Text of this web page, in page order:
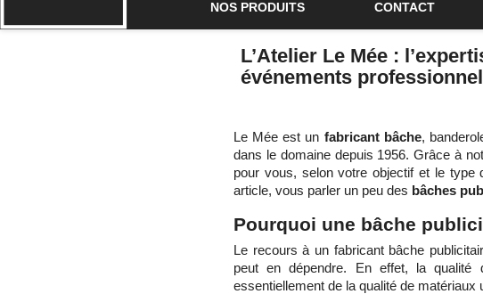
NOS PRODUITS CONTACT
L’Atelier Le Mée :
événements
Le Mée est un fabricant bâche,
dans le domaine depuis 1956. Grâce à
pour vous, selon votre objectif et le type
article, vous parler un peu des bâches
Pourquoi une bâche
Le recours à un fabricant bâche
peut en dépendre. En effet, la qualité
essentiellement de la qualité de